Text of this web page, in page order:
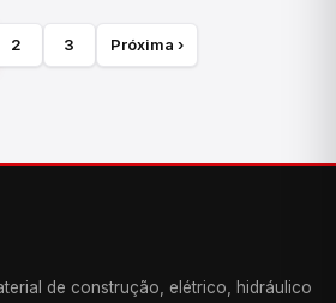
2 3 Próxima ›
de construção, elétrico, hidráulico